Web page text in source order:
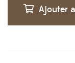
Ajouter